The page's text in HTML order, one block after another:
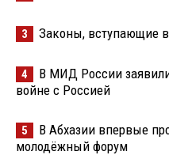
3 Законы, вступающие в
4
В МИД России
войне с Россией
5
В Абхазии впервые
молодёжный форум